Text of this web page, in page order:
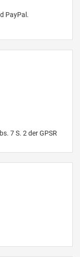
PayPal.
7 S. 2 der GPSR